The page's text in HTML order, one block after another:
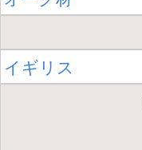
イギリス